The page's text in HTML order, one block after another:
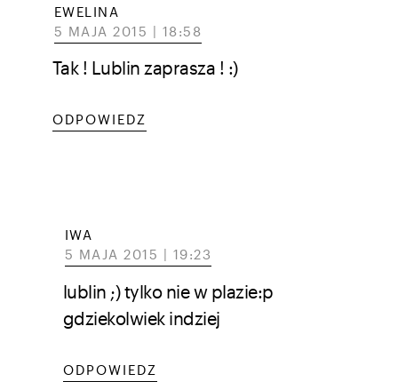
EWELINA
5 MAJA 2015 | 18:58
Tak ! Lublin zaprasza ! :)
ODPOWIEDZ
IWA
5 MAJA 2015 | 19:23
lublin ;) tylko nie w plazie:p
gdziekolwiek indziej
ODPOWIEDZ